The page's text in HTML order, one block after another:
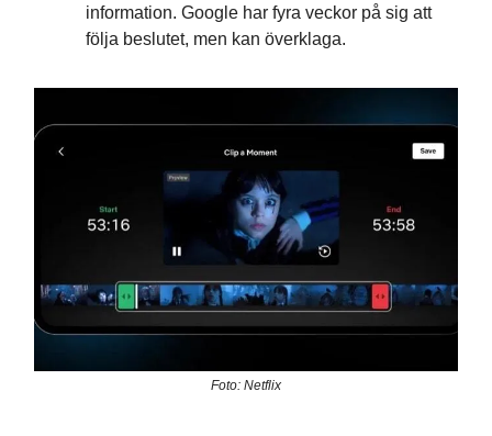
information. Google har fyra veckor på sig att
följa beslutet, men kan överklaga.
Foto: Netflix